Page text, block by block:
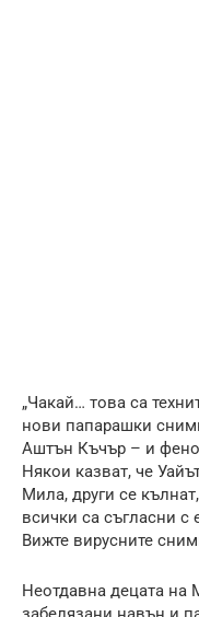
„Чакай… това са
нови папарашки
Аштън Къчър – и
Някои казват, че
Мила, други се
всички са съгласни
Вижте вирусните
Неотдавна децата